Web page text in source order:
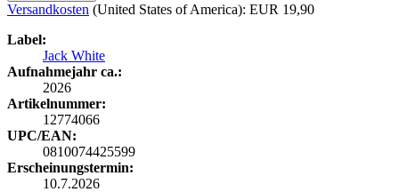
Versandkosten (United States of America): EUR 19,90
Label:
Jack White
Aufnahmejahr ca.:
2026
Artikelnummer:
12774066
UPC/EAN:
0810074425599
Erscheinungstermin:
10.7.2026